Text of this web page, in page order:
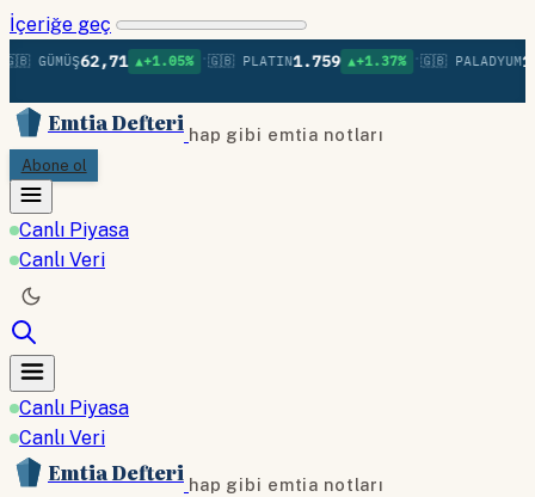
İçeriğe geç
GÜMÜŞ62,71 ▲+1.05% •🇬🇧 PLATIN1.759 ▲+1.37% •🇬🇧 PALADYUM
Emtia Defteri hap gibi emtia notları
Abone ol
Canlı Piyasa
Canlı Veri
Canlı Piyasa
Canlı Veri
Emtia Defteri hap gibi emtia notları